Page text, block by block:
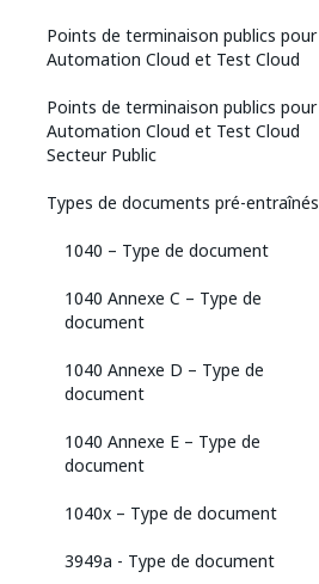
Points de terminaison publics pour
Automation Cloud et Test Cloud
Points de terminaison publics pour
Automation Cloud et Test Cloud
Secteur Public
Types de documents pré-entraînés
1040 – Type de document
1040 Annexe C – Type de
document
1040 Annexe D – Type de
document
1040 Annexe E – Type de
document
1040x – Type de document
3949a - Type de document